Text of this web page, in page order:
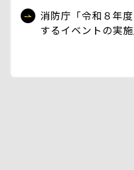
消防庁「令和８年
するイベントの実